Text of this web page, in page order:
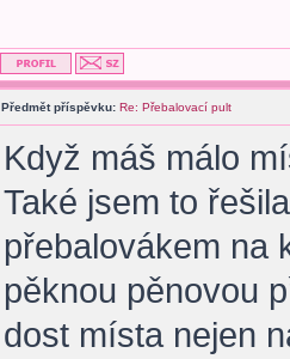
Předmět příspěvku: Re: Přebalovací pult
Když máš málo
Také jsem to
přebalovákem na
pěknou pěnovou
dost místa nejen